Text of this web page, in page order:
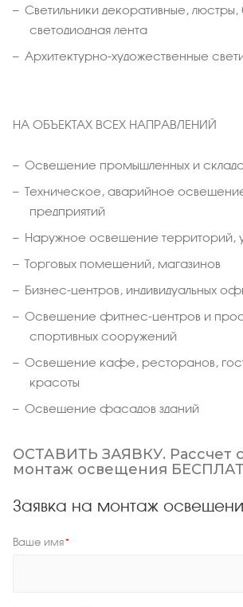
Светильники декоративные,
светодиодная лента
Архитектурно-художественные
НА ОБЪЕКТАХ ВСЕХ НАПРАВЛЕНИЙ
Освещение промышленных и
Техническое, аварийное
предприятий
Наружное освещение территорий,
Торговых помещений, магазинов
Бизнес-центров, индивидуальных
Освещение фитнес-центров и
спортивных сооружений
Освещение кафе, ресторанов,
красоты
Освещение фасадов зданий
ОСТАВИТЬ ЗАЯВКУ. Рассчет
монтаж освещения
Заявка на монтаж
Ваше имя*